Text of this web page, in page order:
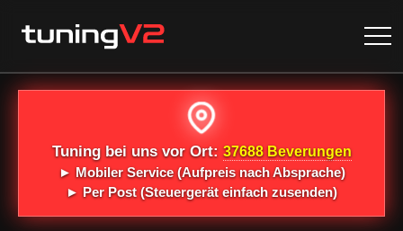
Tuning bei uns vor Ort: 37688 Beverungen
► Mobiler Service(Aufpreis nach Absprache)
►Per Post(Steuergerät einfach zusenden)